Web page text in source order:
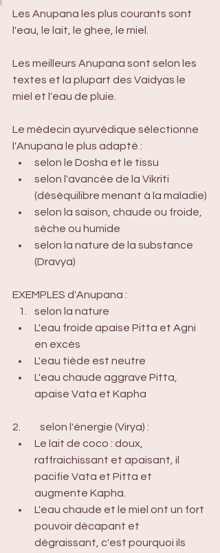
Les Anupana les plus courants sont
l'eau, le lait, le ghee, le miel.
Les meilleurs Anupana sont selon les
textes et la plupart des Vaidyas le
miel et l'eau de pluie.
Le médecin ayurvédique sélectionne
l'Anupana le plus adapté :
selon le Dosha et le tissu
selon l'avancée de la Vikriti
(déséquilibre menant à la maladie)
selon la saison, chaude ou froide,
sèche ou humide
selon la nature de la substance
(Dravya)
EXEMPLES d'Anupana :
selon la nature
L'eau froide apaise Pitta et Agni
en excès
L'eau tiède est neutre
L'eau chaude aggrave Pitta,
apaise Vata et Kapha
2. 	selon l'énergie (Virya) :
Le lait de coco : doux,
raffraichissant et apaisant, il
pacifie Vata et Pitta et
augmente Kapha.
L'eau chaude et le miel ont un fort
pouvoir décapant et
dégraissant, c'est pourquoi ils